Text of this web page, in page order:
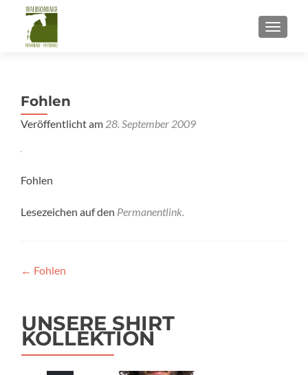
Fohlen
Veröffentlicht am 28. September 2009
Fohlen
Lesezeichen auf den Permanentlink.
Beitragsnavigation
← Fohlen
UNSERE SHIRT
KOLLEKTION